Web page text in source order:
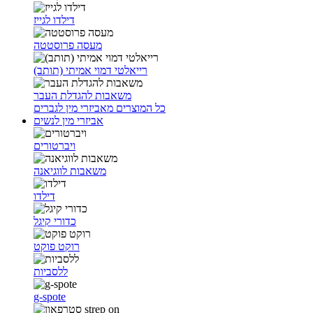
דילדו לגייז
מעסה פרוסטטה
רייאלטי דמוי אמיתי (תותב)
משאבות להגדלת העבר
כל המוצרים מאביזרי מין לגברים
אביזרי מין לנשים
ויברטורים
משאבות לווגיאנה
דילדו
כדורי קיגל
רוקט פוקט
ללסביות
g-spote